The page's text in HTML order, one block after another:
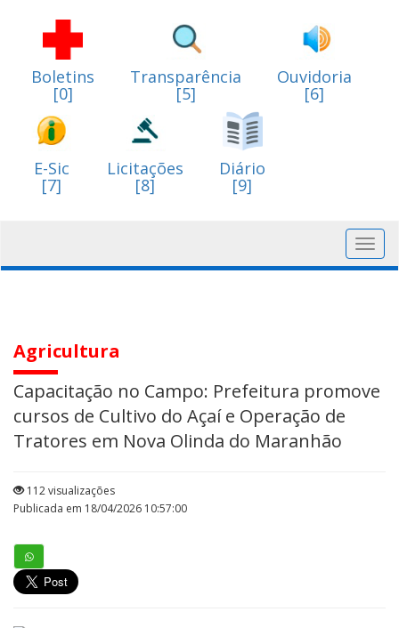
Boletins
[0]
Transparência
[5]
Ouvidoria
[6]
E-Sic
[7]
Licitações
[8]
Diário
[9]
Agricultura
Capacitação no Campo: Prefeitura promove
cursos de Cultivo do Açaí e Operação de
Tratores em Nova Olinda do Maranhão
112 visualizações
Publicada em 18/04/2026 10:57:00